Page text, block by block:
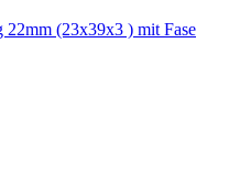
22mm (23x39x3 ) mit Fase